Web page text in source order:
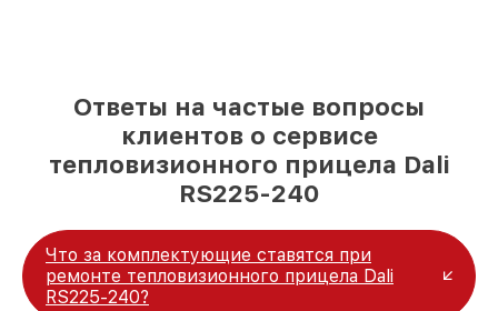
Ответы на частые вопросы
клиентов о сервисе
тепловизионного прицела Dali
RS225-240
Что за комплектующие ставятся при
ремонте тепловизионного прицела Dali
RS225-240?